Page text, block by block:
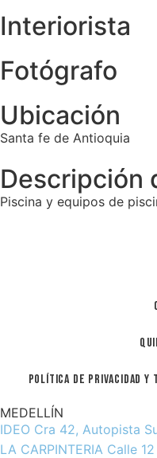
Interiorista
Fotógrafo
Ubicación
Santa fe de Antioquia
Descripción
Piscina y equipos de
Política De Privacidad y
MEDELLÍN
IDEO Cra 42, Autopista
LA CARPINTERIA Calle